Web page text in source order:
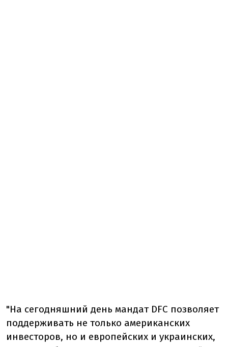
"На сегодняшний день мандат DFC позволяет
поддерживать не только американских
инвесторов, но и европейских и украинских,